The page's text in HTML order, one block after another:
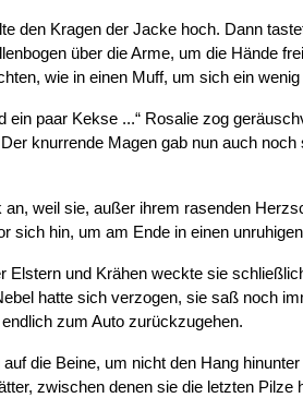
den Kragen der Jacke hoch. Dann
über die Arme, um die Hände
wie in einen Muff, um sich ein
ein paar Kekse ...“ Rosalie zog
knurrende Magen gab nun auch
weil sie, außer ihrem rasenden
sich hin, um am Ende in einen
Elstern und Krähen weckte sie
hatte sich verzogen, sie saß noch
zum Auto zurückzugehen.
die Beine, um nicht den Hang
zwischen denen sie die letzten